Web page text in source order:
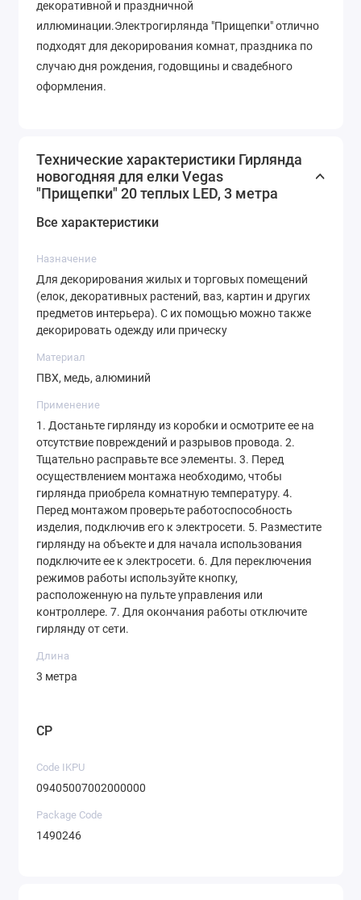
декоративной и праздничной
иллюминации.Электрогирлянда "Прищепки" отлично
подходят для декорирования комнат, праздника по
случаю дня рождения, годовщины и свадебного
оформления.
Технические характеристики Гирлянда
новогодняя для елки Vegas
"Прищепки" 20 теплых LED, 3 метра
Все характеристики
Назначение
Для декорирования жилых и торговых помещений
(елок, декоративных растений, ваз, картин и других
предметов интерьера). С их помощью можно также
декорировать одежду или прическу
Материал
ПВХ, медь, алюминий
Применение
1. Достаньте гирлянду из коробки и осмотрите ее на
отсутствие повреждений и разрывов провода. 2.
Тщательно расправьте все элементы. 3. Перед
осуществлением монтажа необходимо, чтобы
гирлянда приобрела комнатную температуру. 4.
Перед монтажом проверьте работоспособность
изделия, подключив его к электросети. 5. Разместите
гирлянду на объекте и для начала использования
подключите ее к электросети. 6. Для переключения
режимов работы используйте кнопку,
расположенную на пульте управления или
контроллере. 7. Для окончания работы отключите
гирлянду от сети.
Длина
3 метра
CP
Code IKPU
09405007002000000
Package Code
1490246